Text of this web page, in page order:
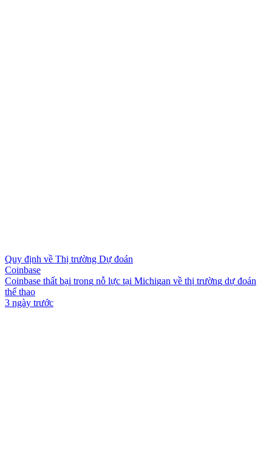
Quy định về Thị trường Dự đoán
Coinbase
Coinbase thất bại trong nỗ lực tại Michigan về thị trường dự đoán
thể thao
3 ngày trước